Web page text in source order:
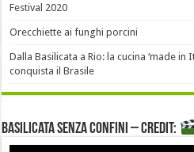
Festival 2020
Orecchiette ai funghi porcini
Dalla Basilicata a Rio: la cucina ‘made in
conquista il Brasile
Basilicata senza confini – Credit: